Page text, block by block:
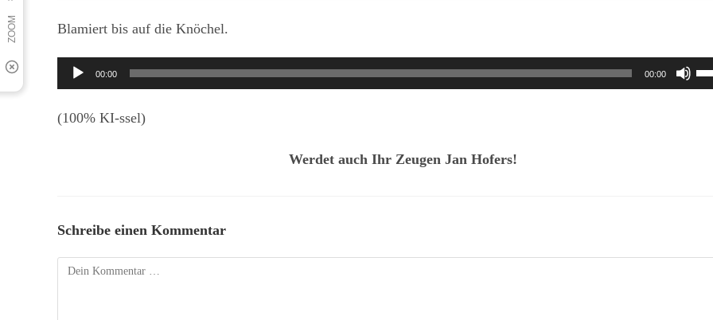
Blamiert bis auf die Knöchel.
Audio-00:00 00:00
(100% KI-ssel)
Werdet auch Ihr Zeugen Jan Hofers!
Schreibe einen Kommentar
Kommentar